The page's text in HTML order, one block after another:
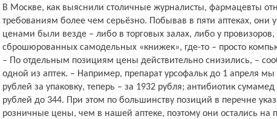
В Москве, как выяснили столичные журналисты, фармацевты
требованиям более чем серьёзно. Побывав в пяти аптеках, они
ценами были везде – либо в торговых залах, либо у провизоров,
сброшюрованных самодельных «книжек», где-то – просто
– По отдельным позициям цены действительно снизились, –
одной из аптек. – Например, препарат урсофальк до 1 апреля
рублей за упаковку, теперь – за 1932 рубля; антибиотик
рублей до 344. При этом по большинству позиций в перечне
розничные цены, чем в нашей аптеке, поэтому они остались на